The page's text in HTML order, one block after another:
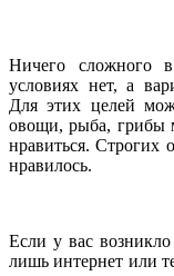
Ничего сложного
условиях нет, а
Для этих целей
овощи, рыба, грибы
нравиться. Строгих
нравилось.
Если у вас возникло
лишь интернет или